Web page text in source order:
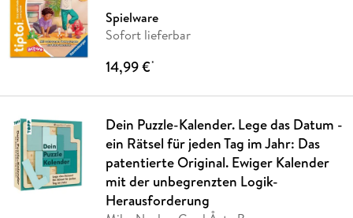
Spielware
Sofort lieferbar
14,99 €*
Dein Puzzle-Kalender. Lege das Datum -
ein Rätsel für jeden Tag im Jahr: Das
patentierte Original. Ewiger Kalender
mit der unbegrenzten Logik-
Herausforderung